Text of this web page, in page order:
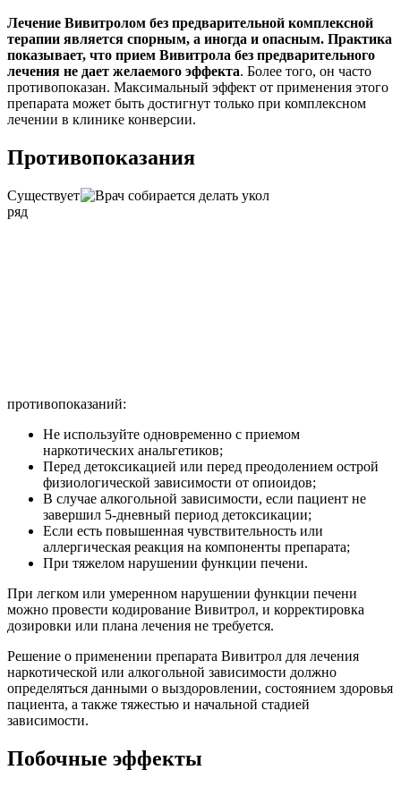
Лечение Вивитролом без предварительной комплексной
терапии является спорным, а иногда и опасным. Практика
показывает, что прием Вивитрола без предварительного
лечения не дает желаемого эффекта. Более того, он часто
противопоказан. Максимальный эффект от применения этого
препарата может быть достигнут только при комплексном
лечении в клинике конверсии.
Противопоказания
Существует
ряд
противопоказаний:
Не используйте одновременно с приемом
наркотических анальгетиков;
Перед детоксикацией или перед преодолением острой
физиологической зависимости от опиоидов;
В случае алкогольной зависимости, если пациент не
завершил 5-дневный период детоксикации;
Если есть повышенная чувствительность или
аллергическая реакция на компоненты препарата;
При тяжелом нарушении функции печени.
При легком или умеренном нарушении функции печени
можно провести кодирование Вивитрол, и корректировка
дозировки или плана лечения не требуется.
Решение о применении препарата Вивитрол для лечения
наркотической или алкогольной зависимости должно
определяться данными о выздоровлении, состоянием здоровья
пациента, а также тяжестью и начальной стадией
зависимости.
Побочные эффекты